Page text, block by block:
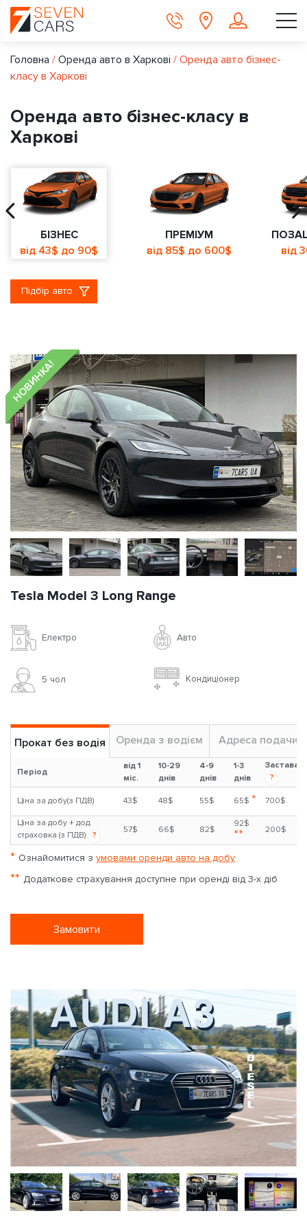
Головна / Оренда авто в Харкові / Оренда авто бізнес-
класу в Харкові
Оренда авто бізнес-класу в
Харкові
БІЗНЕС
від 43$ до 90$
ПРЕМІУМ
від 85$ до 600$
від
Підбір авто
НОВИНКА!
Tesla Model 3 Long Range
Електро Авто
5 чoл Кондиціонер
Прокат без водія Оренда з водієм Адреса подачи
Період
від 1
міс.
10-29
днів
4-9
днів
1-3
днів
Застава
?
Ціна за добу(з ПДВ) 43$ 48$ 55$ 65$ * 700$
Ціна за добу + дод.
страховка (з ПДВ)
?
57$ 66$ 82$
92$
** 200$
* Ознайомитися з умовами оренди авто на добу
** Додаткове страхування доступне при оренді від 3-х діб
Замовити